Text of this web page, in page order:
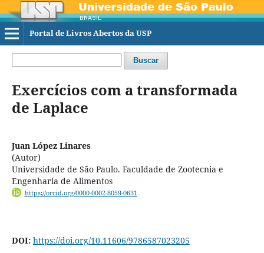
Portal de Livros Abertos da USP
Buscar
Exercícios com a transformada
de Laplace
Juan López Linares
(Autor)
Universidade de São Paulo. Faculdade de Zootecnia e
Engenharia de Alimentos
https://orcid.org/0000-0002-8059-0631
DOI: https://doi.org/10.11606/9786587023205